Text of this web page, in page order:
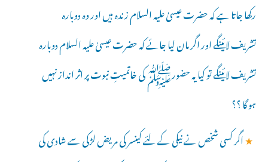
رکھا جاتا ہے کہ حضرت عیسیٰ علیہ السلام زندہ ہیں اور وہ دوبارہ
تشریف لائینگے اور اگر مان لیا جائے کہ حضرت عیسیٰ علیہ السلام دوبارہ
تشریف لائینگے تو کیا یہ حضورﷺ کی خاتمیتِ نبوت پر اثر انداز نہیں
ہو گا ؟؟
★اگر کسی شخص نے نیکی کے لئے کینسر کی مریض لڑکی سے شادی کی